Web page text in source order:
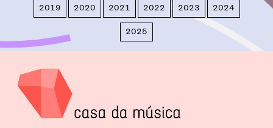
2019 2020 2021 2022 2023 2024
2025